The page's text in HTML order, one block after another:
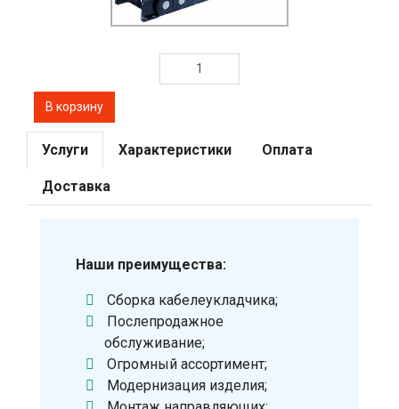
Услуги Характеристики Оплата
Доставка
Наши преимущества:
Сборка кабелеукладчика;
Послепродажное
обслуживание;
Огромный ассортимент;
Модернизация изделия;